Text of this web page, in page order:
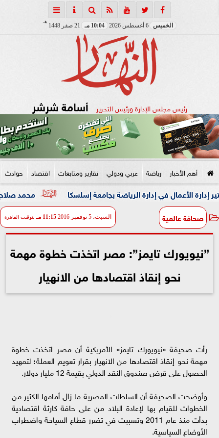
الخميس 10:04 مـ 21 صفر 1448
هـ
رئيس مجلس الإدارة ورئيس التحرير أسامة شرشر
أهم الأخبار رياضة عربي ودولي تقارير ومتابعات اقتصاد حوادث
محمد صلاح: لم في إدارة الرياضة بجامعة إسلسكا
صحافة عالمية السبت، 5 نوفمبر 2016 11:15 مـ بتوقيت القاهرة
”نيويورك تايمز”: مصر اتخذت خطوة مهمة
نحو إنقاذ اقتصادها من الانهيار
رأت صحيفة «نيويورك تايمز» الأمريكية أن مصر اتخذت خطوة
مهمة نحو إنقاذ اقتصادها من الانهيار بقرار تعويم العملة؛ لتمهيد
الحصول على قرض صندوق النقد الدولي بقيمة 12 مليار دولار.
وأوضحت الصحيفة أن السلطات المصرية ما زال أمامها الكثير من
الخطوات للقيام بها لإعادة البلاد من على حافة كارثة اقتصادية
بدأت منذ عام 2011 وتسببت في تضرر قطاع السياحة واضطراب
الأوضاع السياسية.